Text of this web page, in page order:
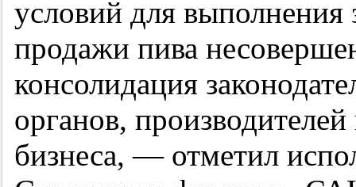
условий для выполнения
продажи пива
консолидация
органов,
бизнеса, — отметил